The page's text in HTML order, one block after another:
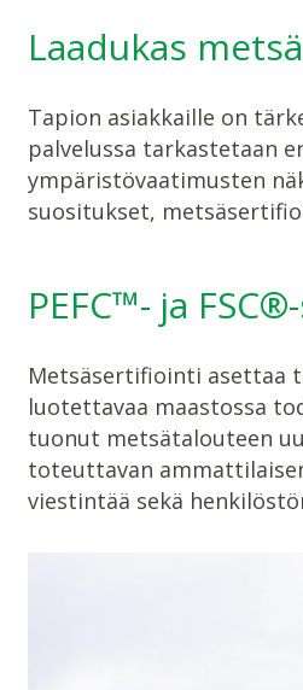
Laadukas
Tapion asiakkaille on
palvelussa tarkastetaan
ympäristövaatimusten
suositukset,
PEFC™- ja
Metsäsertifiointi asettaa
luotettavaa maastossa
tuonut metsätalouteen
toteuttavan
viestintää sekä